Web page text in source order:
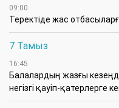
09:00
​Теректіде жас
7 Тамыз
16:45
Балалардың жазғы
негізгі қауіп-қатерлерге